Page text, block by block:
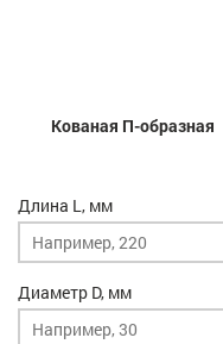
Кованая П-образная
Длина L, мм
Диаметр D, мм